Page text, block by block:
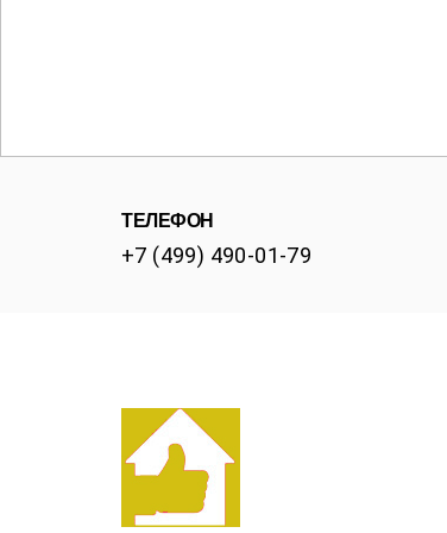
ТЕЛЕФОН
+7 (499) 490-01-79